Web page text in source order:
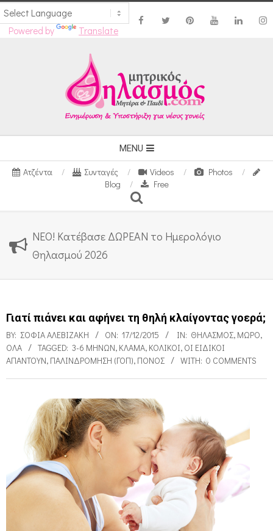
Powered by Translate
Navigation
Menu
MENU
Ατζέντα Συνταγές Videos
Photos
Blog
Free
Search
ΝΕΟ! Κατέβασε ΔΩΡΕΑΝ το Ημερολόγιο
Θηλασμού 2026
Γιατί πιάνει και αφήνει τη θηλή κλαίγοντας γοερά;
BY: ΣΟΦΊΑ ΑΛΕΒΙΖΆΚΗ ON: 17/12/2015 IN: ΘΗΛΑΣΜΌΣ, ΜΩΡΌ,
ΌΛΑ
TAGGED: 3-6 ΜΗΝΏΝ, ΚΛΆΜΑ, ΚΟΛΙΚΟΊ, ΟΙ ΕΙΔΙΚΟΊ
ΑΠΑΝΤΟΎΝ, ΠΑΛΙΝΔΡΌΜΗΣΗ (ΓΟΠ), ΠΌΝΟΣ WITH: 0 COMMENTS
τ